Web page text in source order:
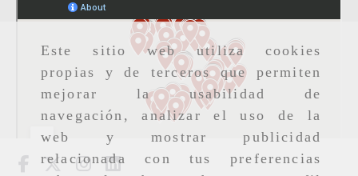
Este sitio web utiliza cookies
propias y de terceros que permiten
mejorar la usabilidad de
navegación, analizar el uso de la
web y mostrar publicidad
relacionada con tus preferencias